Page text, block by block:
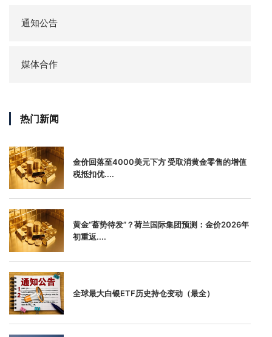
通知公告
媒体合作
热门新闻
金价回落至4000美元下方 受取消黄金零售的增值
税抵扣优....
黄金“蓄势待发”？荷兰国际集团预测：金价2026年
初重返....
全球最大白银ETF历史持仓变动（最全）